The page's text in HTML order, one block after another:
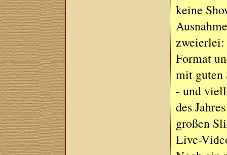
keine
zweierlei:
Format
mit guten
- und
des
großen
Live-